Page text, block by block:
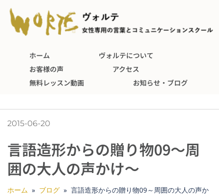
ホーム
ヴォルテについて
お客様の声
アクセス
無料レッスン動画
お知らせ・ブログ
2015-06-20
言語造形からの贈り物09～周
囲の大人の声かけ～
ホーム » ブログ » 言語造形からの贈り物09～周囲の大人の声か